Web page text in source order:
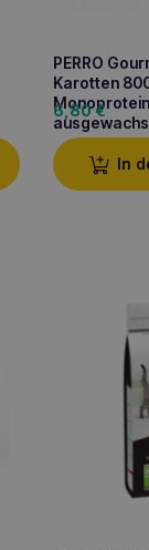
PERRO
Karotten
6,80€
In